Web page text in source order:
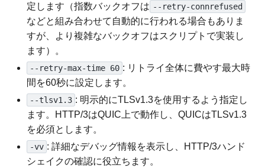
定します（指数バックオフは --retry-connrefused
などと組み合わせて自動的に行われる場合もありま
すが、より複雑なバックオフはスクリプトで実装し
ます）。
--retry-max-time 60 : リトライ全体に費やす最大時
間を60秒に設定します。
--tlsv1.3 : 明示的にTLSv1.3を使用するよう指定し
ます。HTTP/3はQUIC上で動作し、QUICはTLSv1.3
を必須とします。
-vv : 詳細なデバッグ情報を表示し、HTTP/3ハンド
シェイクの確認に役立ちます。